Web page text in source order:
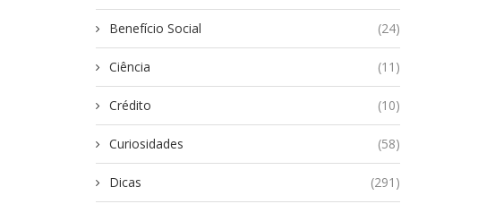
Benefício Social (24)
Ciência (11)
Crédito (10)
Curiosidades (58)
Dicas (291)